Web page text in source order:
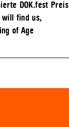
DOK.fest Preis
will find us,
of Age